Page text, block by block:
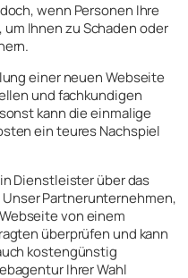
wenn Personen Ihre
Ihnen zu Schaden oder
einer neuen Webseite
und fachkundigen
kann die einmalige
ein teures Nachspiel
Dienstleister über das
Partnerunternehmen,
von einem
überprüfen und kann
kostengünstig
Ihrer Wahl